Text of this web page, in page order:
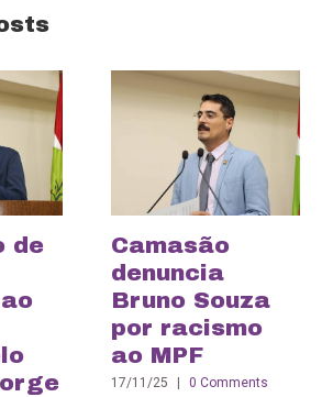
de
Camasão
denuncia
Bruno Souza
por racismo
ao MPF
17/11/25 0 Comments